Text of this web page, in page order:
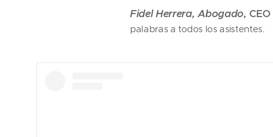
Fidel Herrera, Abogado, CEO
palabras a todos los asistentes.